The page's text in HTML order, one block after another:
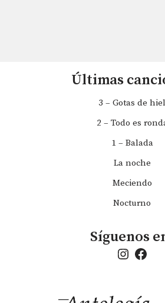
Últimas
3 – Gotas de hiel
2 – Todo es
1 – Balada
La noche
Meciendo
Nocturno
Síguenos